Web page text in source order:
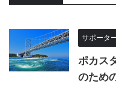
サポータ
ポカス
のため